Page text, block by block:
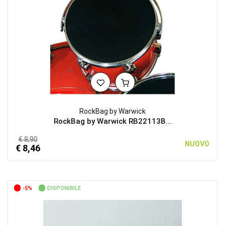
RockBag by Warwick
RockBag by Warwick RB22113B...
€ 8,90
€ 8,46 NUOVO
-5% DISPONIBILE